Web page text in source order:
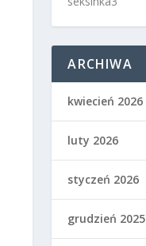
ARCHIWA
kwiecień 2026
luty 2026
styczeń 2026
grudzień 2025